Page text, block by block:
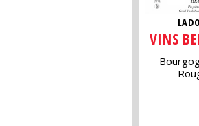
VINS